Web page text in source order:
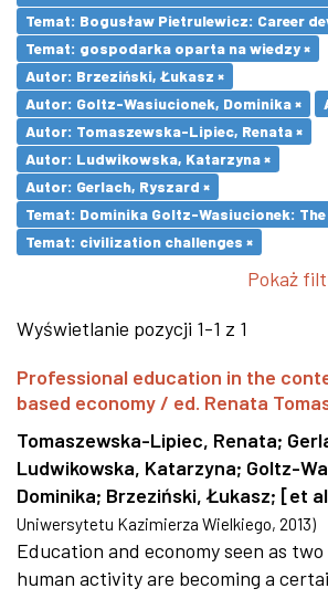
Temat: Bogusław Pietrulewicz: Career
Temat: gospodarka oparta na wiedzy ×
Autor: Brzeziński, Łukasz ×
Autor: Goltz-Wasiucionek, Dominika ×
Autor: Tomaszewska-Lipiec, Renata ×
Autor: Ludwikowska, Katarzyna ×
Autor: Gerlach, Ryszard ×
Temat: Dominika Goltz-Wasiucionek:
Temat: civilization challenges ×
Pokaż
Wyświetlanie pozycji 1-1 z 1
Professional education in the
based economy / ed. Renata
Tomaszewska-Lipiec, Renata;
Ludwikowska, Katarzyna; Goltz-
Dominika; Brzeziński, Łukasz; [et
Uniwersytetu Kazimierza Wielkiego, 2013)
Education and economy seen as
human activity are becoming a